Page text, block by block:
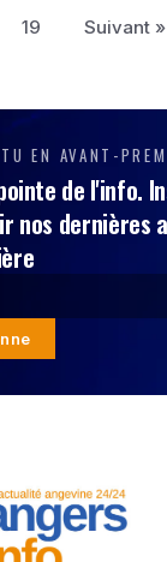
19
Suivant »
EN AVANT-
de l'info.
nos dernières